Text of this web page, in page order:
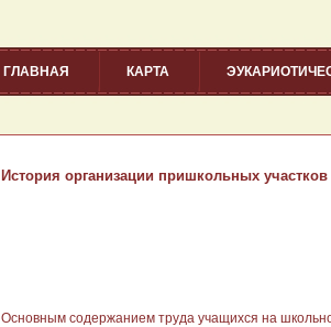
ГЛАВНАЯ КАРТА
История организации пришкольных участков
Основным содержанием труда учащихся на